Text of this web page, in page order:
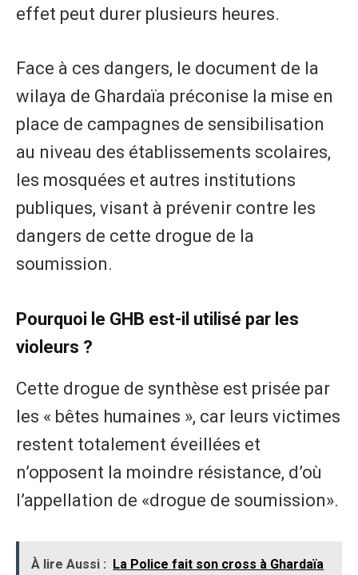
effet peut durer plusieurs heures.
Face à ces dangers, le document de la
wilaya de Ghardaïa préconise la mise en
place de campagnes de sensibilisation
au niveau des établissements scolaires,
les mosquées et autres institutions
publiques, visant à prévenir contre les
dangers de cette drogue de la
soumission.
Pourquoi le GHB est-il utilisé par les
violeurs ?
Cette drogue de synthèse est prisée par
les « bêtes humaines », car leurs victimes
restent totalement éveillées et
n’opposent la moindre résistance, d’où
l’appellation de «drogue de soumission».
À lire Aussi : La Police fait son cross à Ghardaïa